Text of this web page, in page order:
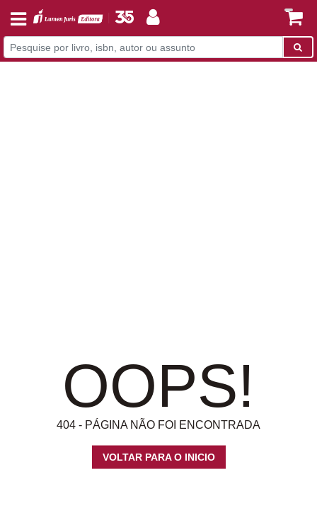
OOPS!
404 - PÁGINA NÃO FOI ENCONTRADA
VOLTAR PARA O INICIO